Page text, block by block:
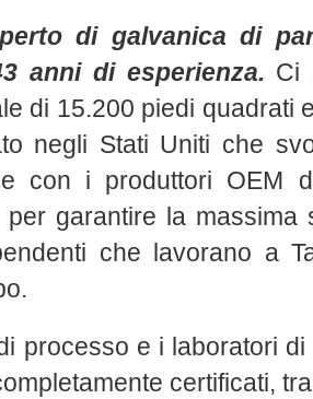
di galvanica di
anni di esperienza. Ci
di 15.200 piedi quadrati
negli Stati Uniti che
con i produttori OEM
per garantire la
che lavorano a
processo e i laboratori
certificati,